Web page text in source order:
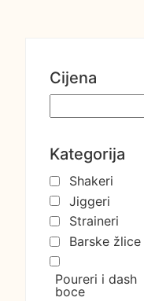
Cijena
Kategorija
Shakeri
Jiggeri
Straineri
Barske žlice
Poureri i dash
boce